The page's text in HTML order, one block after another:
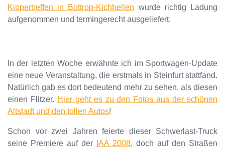
Kippertreffen in Bottrop-Kichhellen wurde richtig Ladung
aufgenommen und termingerecht ausgeliefert.
In der letzten Woche erwähnte ich im Sportwagen-Update
eine neue Veranstaltung, die erstmals in Steinfurt stattfand.
Natürlich gab es dort bedeutend mehr zu sehen, als diesen
einen Flitzer. Hier geht es zu den Fotos aus der schönen
Altstadt und den tollen Autos!
Schon vor zwei Jahren feierte dieser Schwerlast-Truck
seine Premiere auf der
IAA 2008, doch auf den Straßen